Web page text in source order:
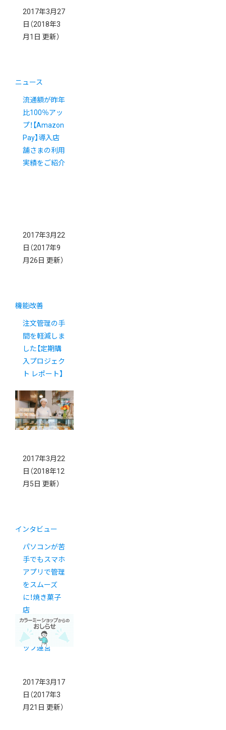
2017年3月27
日 （2018年3
月1日 更新）
ニュース
流通額が昨年
比100％アッ
プ！【Amazon
Pay】導入店
舗さまの利用
実績をご紹介
2017年3月22
日 （2017年9
月26日 更新）
機能改善
注文管理の手
間を軽減しま
した【定期購
入プロジェク
ト レポート】
2017年3月22
日 （2018年12
月5日 更新）
インタビュー
パソコンが苦
手でもスマホ
アプリで管理
をスムーズ
に！焼き菓子
店
「BLOOM’S」
のネットショ
ップ運営
2017年3月17
日 （2017年3
月21日 更新）